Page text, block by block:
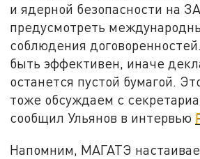
и ядерной безопасности на
предусмотреть
соблюдения
быть эффективен, иначе
останется пустой бумагой.
тоже обсуждаем с
сообщил Ульянов в интервью
Напомним, МАГАТЭ